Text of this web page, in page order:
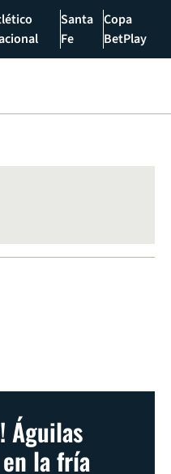
Santa
Fe
Copa
BetPlay
Águilas
la fría